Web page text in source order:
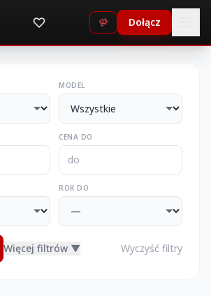
Dołącz
MODEL
CENA DO
ROK DO
Więcej filtrów ▼ Wyczyść filtry